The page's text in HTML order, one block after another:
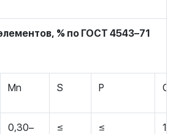
% по ГОСТ 4543–71
Mn S P Cr
0,30–
≤ ≤